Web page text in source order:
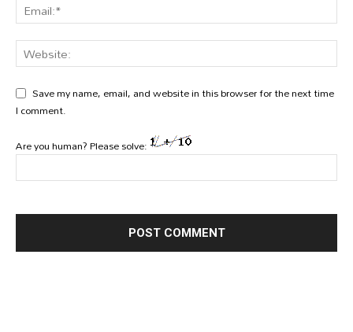
Save my name, email, and website in this browser for the next time
I comment.
Are you human? Please solve: